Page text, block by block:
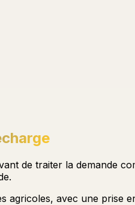
de traiter la demande
agricoles, avec une prise